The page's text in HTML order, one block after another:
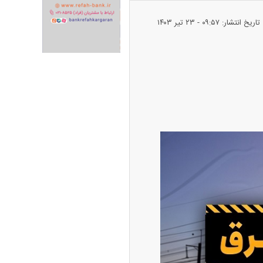
تاریخ انتشار: ۰۹:۵۷ - ۲۳ تير ۱۴۰۳
قیمت سکه و طلا + جدول